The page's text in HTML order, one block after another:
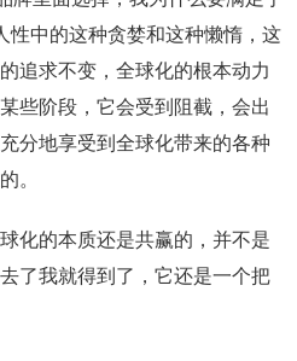
性中的这种贪婪和这种懒惰，这
追求不变，全球化的根本动力
些阶段，它会受到阻截，会出
分地享受到全球化带来的各种
。
化的本质还是共赢的，并不是
了我就得到了，它还是一个把